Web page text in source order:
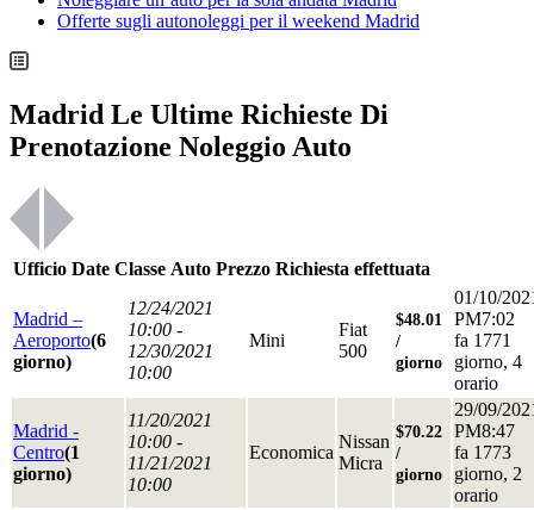
Offerte sugli autonoleggi per il weekend Madrid
Madrid Le Ultime Richieste Di
Prenotazione Noleggio Auto
Ufficio Date Classe Auto Prezzo Richiesta effettuata
Madrid –
Aeroporto(6
giorno)
12/24/2021
10:00 -
12/30/2021
10:00
Mini
Fiat
500
$48.01
/
giorno
01/10/
PM7:02
fa 1771
giorno, 4
orario
Madrid -
Centro(1
giorno)
11/20/2021
10:00 -
11/21/2021
10:00
Economica
Nissan
Micra
$70.22
/
giorno
29/09/
PM8:47
fa 1773
giorno, 2
orario